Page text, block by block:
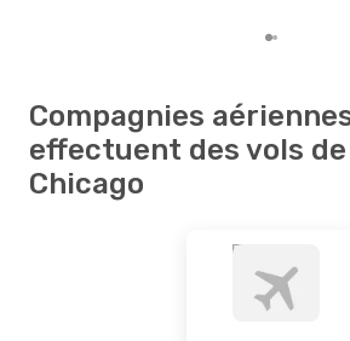
Compagnies
effectuent des vols
Chicago